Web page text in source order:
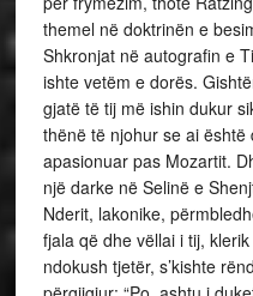
themel në doktrinën e
Shkronjat në autografin e
ishte vetëm e dorës.
gjatë të tij më ishin dukur
thënë të njohur se ai është
apasionuar pas Mozartit.
një darke në Selinë e
Nderit, lakonike,
fjala që dhe vëllai i tij,
ndokush tjetër, s’kishte